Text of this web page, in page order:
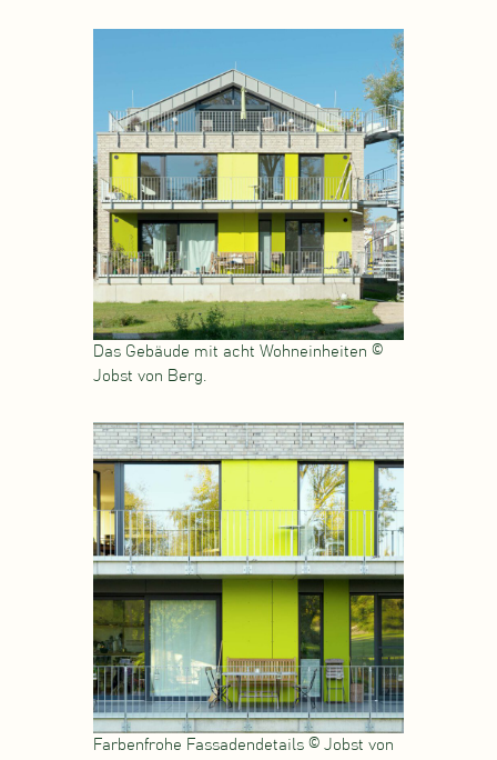
Das Gebäude mit acht Wohneinheiten ©
Jobst von Berg.
Farbenfrohe Fassadendetails © Jobst von